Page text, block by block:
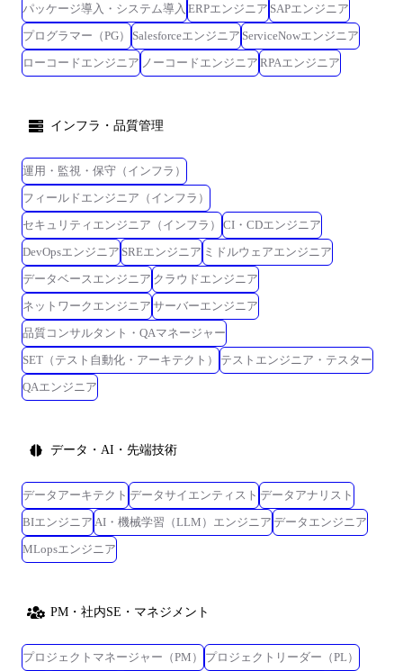
パッケージ導入・システム導入 ERPエンジニア SAPエンジニア
プログラマー（PG）
Salesforceエンジニア ServiceNowエンジニア
ローコードエンジニア ノーコードエンジニア RPAエンジニア
インフラ・品質管理
運用・監視・保守（インフラ）
フィールドエンジニア（インフラ）
セキュリティエンジニア（インフラ）
CI・CDエンジニア
DevOpsエンジニア SREエンジニア ミドルウェアエンジニア
データベースエンジニア クラウドエンジニア
ネットワークエンジニア サーバーエンジニア
品質コンサルタント・QAマネージャー
SET（テスト自動化・アーキテクト）
テストエンジニア・テスター
QAエンジニア
データ・AI・先端技術
データアーキテクト データサイエンティスト データアナリスト
BIエンジニア AI・機械学習（LLM）エンジニア データエンジニア
MLopsエンジニア
PM・社内SE・マネジメント
プロジェクトマネージャー（PM）
プロジェクトリーダー（PL）